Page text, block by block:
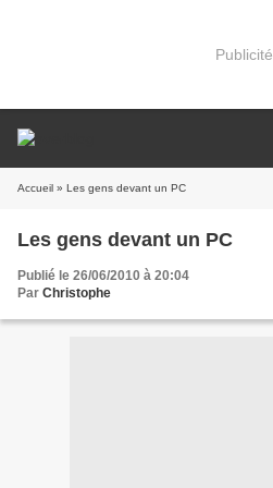
Publicité
Accueil » Les gens devant un PC
Les gens devant un PC
Publié le 26/06/2010 à 20:04
Par Christophe